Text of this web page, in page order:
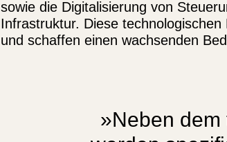
sowie die Digitalisierung von
Infrastruktur. Diese
und schaffen einen wachsenden
»Neben